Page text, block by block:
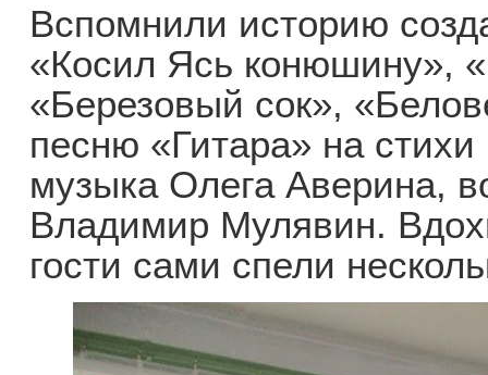
Вспомнили историю
«Косил Ясь конюшину»,
«Березовый сок»,
песню «Гитара» на
музыка Олега Аверина,
Владимир Мулявин.
гости сами спели